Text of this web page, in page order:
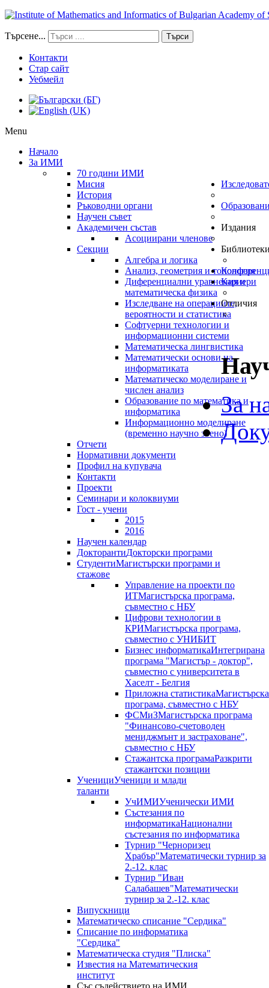
Търсене... Търси
Контакти
Стар сайт
Уебмейл
Menu
Начало
За ИМИ
70 години ИМИ
Мисия
История
Ръководни органи
Научен съвет
Академичен състав
Асоциирани членове
Секции
Алгебра и логика
Анализ, геометрия и топология
Диференциални уравнения и
математическа физика
Изследване на операциите,
вероятности и статистика
Софтуерни технологии и
информационни системи
Математическа лингвистика
Математически основи на
информатиката
Математическо моделиране и
числен анализ
Образование по математика и
информатика
Информационно моделиране
(временно научно звено)
Отчети
Нормативни документи
Профил на купувача
Контакти
Проекти
Семинари и колоквиуми
Гост - учени
2015
2016
Научен календар
ДокторантиДокторски програми
СтудентиМагистърски програми и
стажове
Управление на проекти по
ИТМагистърска програма,
съвместно с НБУ
Цифрови технологии в
КРИМагистърска програма,
съвместно с УНИБИТ
Бизнес информатикаИнтегрирана
програма "Магистър - доктор",
съвместно с университета в
Хаселт - Белгия
Приложна статистикаМагистърска
програма, съвместно с НБУ
ФСМиЗМагистърска програма
"Финансово-счетоводен
мениджмънт и застраховане",
съвместно с НБУ
Стажантска програмаРазкрити
стажантски позиции
УченициУченици и млади
таланти
УчИМИУченически ИМИ
Състезания по
информатикаНационални
състезания по информатика
Турнир "Черноризец
Храбър"Математически турнир за
2.-12. клас
Турнир "Иван
Салабашев"Математически
турнир за 2.-12. клас
Випускници
Издания
Математическо списание "Сердика"
Списание по информатика
"Сердика"
Математическа студия "Плиска"
Известия на Математическия
институт
Със съдействието на ИМИ
Кариери
Отличия
За